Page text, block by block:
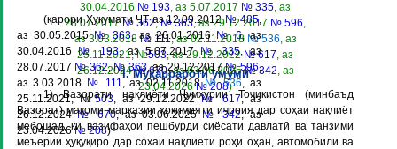
30.04.2016 № 193, аз 5.07.2017 № 335, аз
28.07.2017№ 362,№ 363, аз 29.12.2017 № 596,
аз 3.03.2018№ 111, аз 02.11.2018 № 536, аз
25.11.2021, №503, аз 29.12.2022 № 617, аз
26.12.2024№ 670, аз 03.06.2025№ 342, аз
23.04.2026№ 208)
(қарори Ҳукумати ҶТ аз 12.09.2012№ 485,
аз 30.05.2015№ 363, аз 26.01.2016 № 6, аз
30.04.2016№ 193, аз 5.07.2017 № 335, аз
28.07.2017 № 362,№ 363, аз 29.12.2017№ 596,
аз 3.03.2018 № 111, аз 02.11.2018№ 536, аз
25.11.2021, №503, аз 29.12.2022№ 617, аз
26.12.2024№ 670, аз 03.06.2025 № 342, аз
23.04.2026№ 208)
I. Муқаррароти умумӣ
1) Вазорати нақлиёти Ҷумҳурии Тоҷикистон (минбаъд
Вазорат) мақоми марказии ҳокимияти иҷроия дар соҳаи нақлиёт
мебошад, ки вазифаҳои пешбурди сиёсати давлатӣ ва танзими
меъёрии ҳуқуқиро дар соҳаи нақлиёти роҳи оҳан, автомобилӣ ва